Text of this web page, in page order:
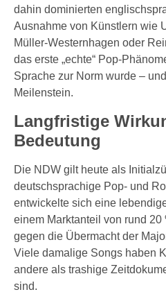
dahin dominierten
Ausnahme von Künstlern wie
Müller-Westernhagen oder
das erste „echte“ Pop-
Sprache zur Norm wurde –
Meilenstein.
Langfristige
Bedeutung
Die NDW gilt heute als
deutschsprachige Pop- und
entwickelte sich eine
einem Marktanteil von rund 20
gegen die Übermacht der
Viele damalige Songs haben
andere als trashige
sind.